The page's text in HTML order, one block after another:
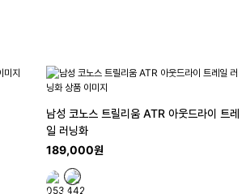
남성 코노스 트릴리움 ATR 아웃드라이 트레
일 러닝화
189,000원